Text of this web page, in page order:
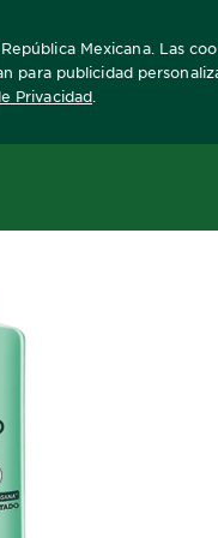
Mexicana. Las
para publicidad
Privacidad